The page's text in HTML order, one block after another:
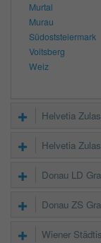
Murtal
Murau
Südoststeiermark
Voitsberg
Weiz
Helvetia
Helvetia
Donau LD
Donau ZS
Wiener